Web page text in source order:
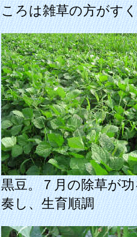
ころは雑草の方がす
黒豆。７月の除草が
奏し、生育順調